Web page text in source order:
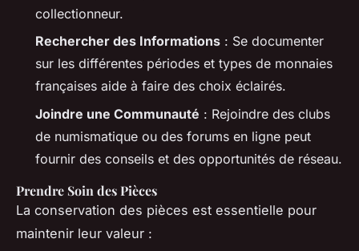
collectionneur.
Rechercher des Informations : Se documenter
sur les différentes périodes et types de monnaies
françaises aide à faire des choix éclairés.
Joindre une Communauté : Rejoindre des clubs
de numismatique ou des forums en ligne peut
fournir des conseils et des opportunités de réseau.
Prendre Soin des Pièces
La conservation des pièces est essentielle pour
maintenir leur valeur :